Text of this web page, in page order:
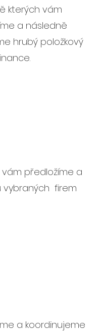
kterých vám
a následně
hrubý položkový
předložíme a
vybraných firem
a koordinujeme